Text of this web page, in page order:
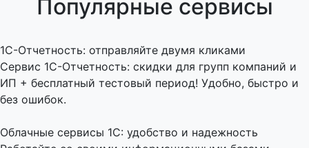
Популярные сервисы
1C-Отчетность: отправляйте двумя кликами
Сервис 1С-Отчетность: скидки для групп компаний и
ИП + бесплатный тестовый период! Удобно, быстро и
без ошибок.
Облачные сервисы 1С: удобство и надежность